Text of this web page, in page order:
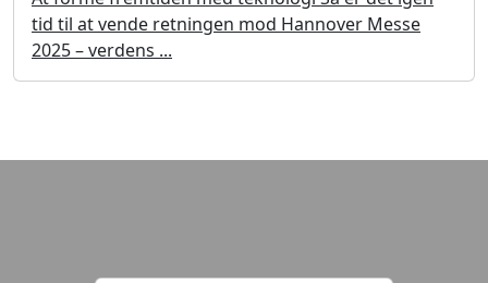
tid til at vende retningen mod Hannover Messe
2025 – verdens ...